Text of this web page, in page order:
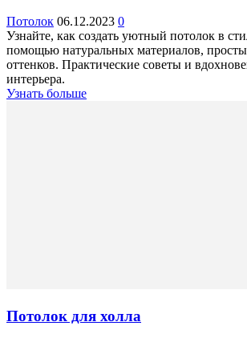
Потолок 06.12.2023 0
Узнайте, как создать уютный потолок в
помощью натуральных материалов,
оттенков. Практические советы и
интерьера.
Узнать больше
Потолок для холла